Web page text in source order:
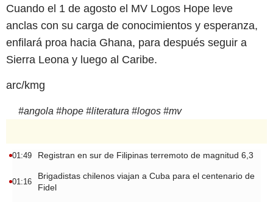
Cuando el 1 de agosto el MV Logos Hope leve
anclas con su carga de conocimientos y esperanza,
enfilará proa hacia Ghana, para después seguir a
Sierra Leona y luego al Caribe.
arc/kmg
#angola #hope #literatura #logos #mv
01:49 Registran en sur de Filipinas terremoto de magnitud 6,3
01:16
Brigadistas chilenos viajan a Cuba para el centenario de
Fidel